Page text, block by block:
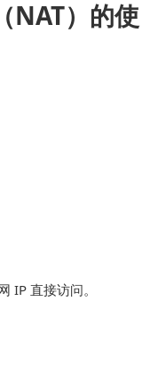
NAT）的使
IP 直接访问。